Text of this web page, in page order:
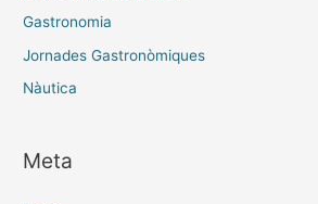
Gastronomia
Jornades Gastronòmiques
Nàutica
Meta